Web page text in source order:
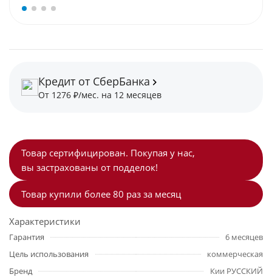
Товар сертифицирован. Покупая у нас,
вы застрахованы от подделок!
Товар купили более 80 раз за месяц
Характеристики
Гарантия
6 месяцев
Цель использования
коммерческая
Бренд
Кии РУССКИЙ
Кредит от СберБанка
От 1276 ₽/мес. на 12 месяцев